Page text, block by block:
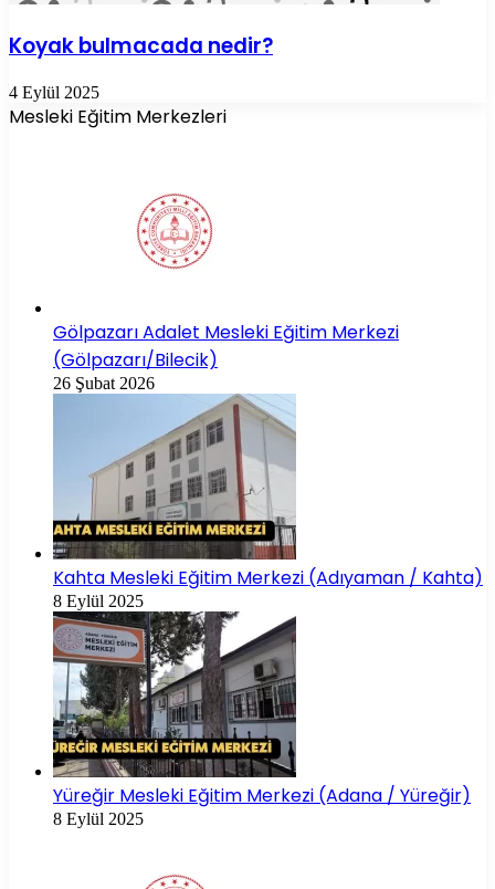
Koyak bulmacada nedir?
4 Eylül 2025
Mesleki Eğitim Merkezleri
Gölpazarı Adalet Mesleki Eğitim Merkezi
(Gölpazarı/Bilecik)
26 Şubat 2026
Kahta Mesleki Eğitim Merkezi (Adıyaman / Kahta)
8 Eylül 2025
Yüreğir Mesleki Eğitim Merkezi (Adana / Yüreğir)
8 Eylül 2025